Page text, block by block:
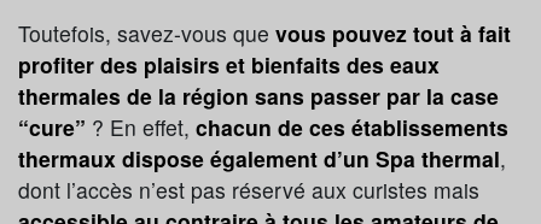
Toutefois, savez-vous que vous pouvez tout à fait
profiter des plaisirs et bienfaits des eaux
thermales de la région sans passer par la case
“cure” ? En effet, chacun de ces établissements
thermaux dispose également d’un Spa thermal,
dont l’accès n’est pas réservé aux curistes mais